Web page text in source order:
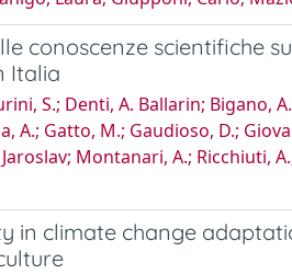
conoscenze scientifiche
Italia
S.; Denti, A. Ballarin; Bigano,
A.; Gatto, M.; Gaudioso, D.;
Montanari, A.; Ricchiuti,
in climate change